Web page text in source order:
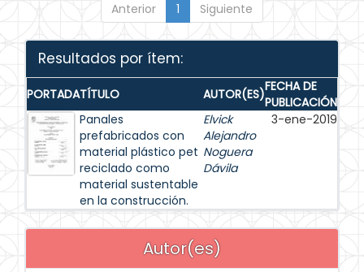
Anterior 1 Siguiente
Resultados por ítem:
PORTADATÍTULO AUTOR(ES)FECHA DE
PUBLICACIÓN
Panales
prefabricados con
material plástico pet
reciclado como
material sustentable
en la construcción.
Elvick
Alejandro
Noguera
Dávila
3-ene-2019
Autor(es)